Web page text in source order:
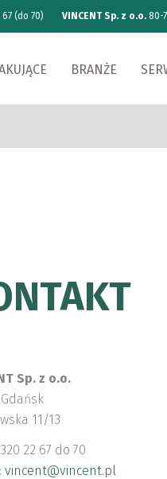
(do 70) VINCENT Sp. z o.o. 80-
BRANŻE
Sp. z o.o.
11/13
22 67 do 70
vincent@vincent.pl